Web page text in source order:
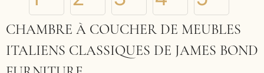
CHAMBRE À COUCHER DE MEUBLES
ITALIENS CLASSIQUES DE JAMES BOND